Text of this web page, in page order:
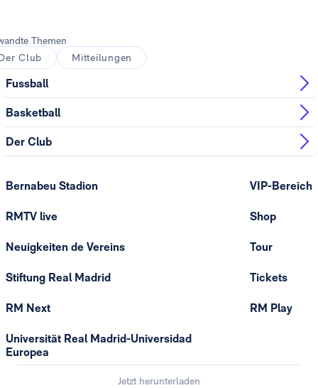
Themen
Club
Mitteilungen
Fussball
Basketball
Der Club
Bernabeu Stadion
RMTV live
Neuigkeiten de Vereins
Stiftung Real Madrid
RM Next
Universität Real Madrid-Universidad
Europea
VIP-Bereich
Shop
Tour
Tickets
RM Play
Jetzt herunterladen